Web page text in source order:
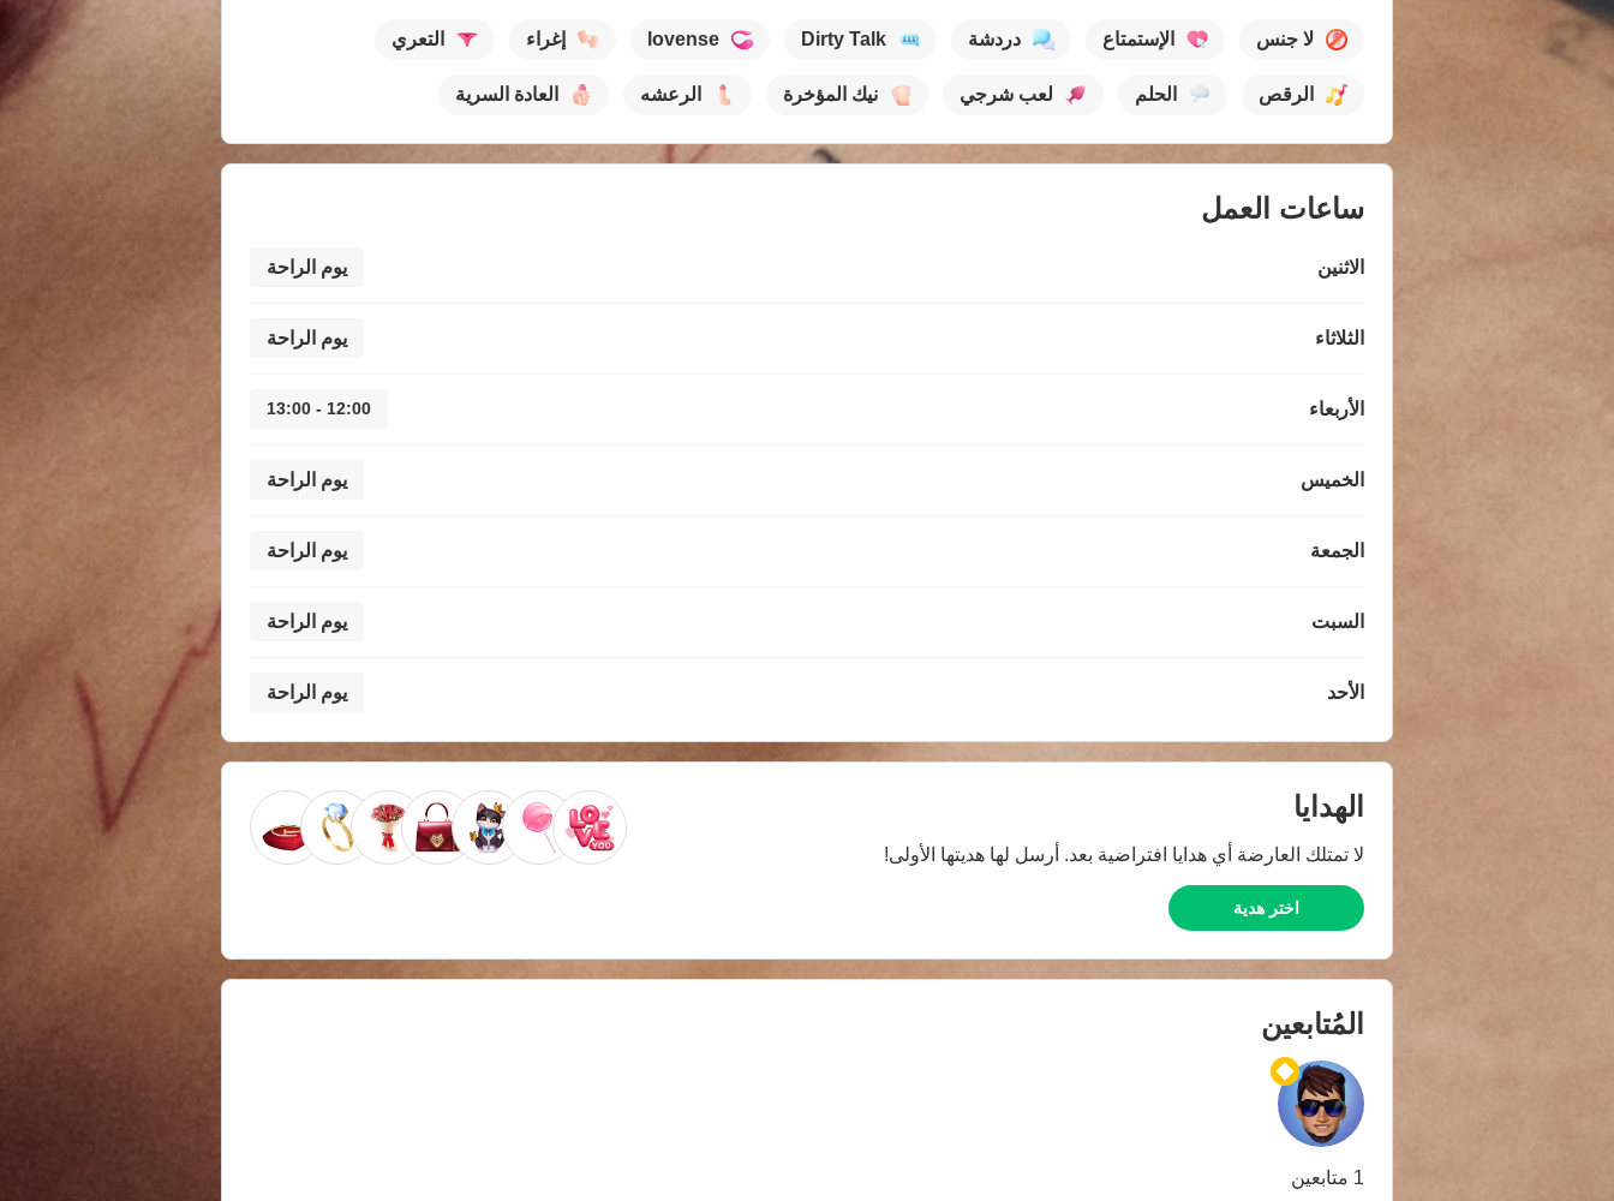
لا جنس الإستمتاع دردشة Dirty Talk
lovense إغراء التعري
الرقص الحلم لعب شرجي نيك المؤخرة الرعشه العادة السرية
ساعات العمل
الاثنين يوم الراحة
الثلاثاء يوم الراحة
الأربعاء 12:00 - 13:00
الخميس يوم الراحة
الجمعة يوم الراحة
السبت يوم الراحة
الأحد يوم الراحة
الهدايا
لا تمتلك العارضة أي هدايا افتراضية بعد. أرسل لها هديتها الأولى!
اختر هدية
المُتابعين
1 متابعين